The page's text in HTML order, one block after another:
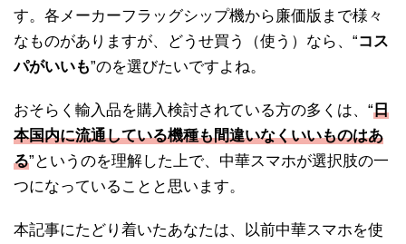
す。各メーカーフラッグシップ機から廉価版まで様々
なものがありますが、どうせ買う（使う）なら、“コス
パがいいも”のを選びたいですよね。
おそらく輸入品を購入検討されている方の多くは、“日
本国内に流通している機種も間違いなくいいものはあ
る”というのを理解した上で、中華スマホが選択肢の一
つになっていることと思います。
本記事にたどり着いたあなたは、以前中華スマホを使